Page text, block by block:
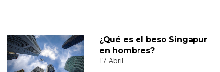
¿Qué es el beso Singapur
en hombres?
17 Abril